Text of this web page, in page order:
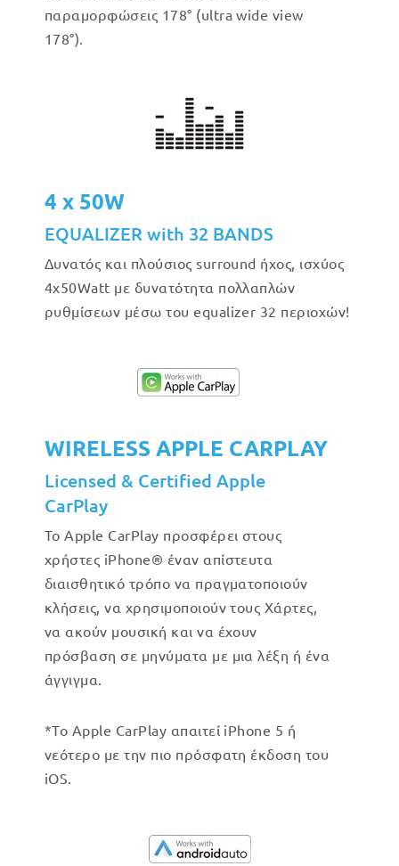
παραμορφώσεις 178° (ultra wide view
178°).
4 x 50W
EQUALIZER with 32 BANDS
Δυνατός και πλούσιος surround ήχος, ισχύος
4x50Watt με δυνατότητα πολλαπλών
ρυθμίσεων μέσω του equalizer 32 περιοχών!
WIRELESS APPLE CARPLAY
Licensed & Certified Apple
CarPlay
Το Apple CarPlay προσφέρει στους
χρήστες iPhone® έναν απίστευτα
διαισθητικό τρόπο να πραγματοποιούν
κλήσεις, να χρησιμοποιούν τους Χάρτες,
να ακούν μουσική και να έχουν
πρόσβαση σε μηνύματα με μια λέξη ή ένα
άγγιγμα.
*Το Apple CarPlay απαιτεί iPhone 5 ή
νεότερο με την πιο πρόσφατη έκδοση του
iOS.